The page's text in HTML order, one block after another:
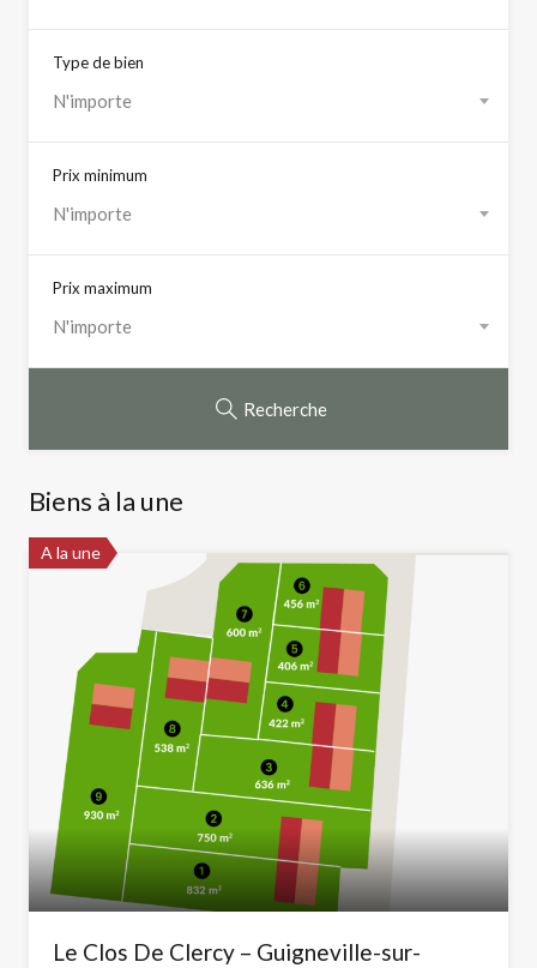
Type de bien
N'importe
Prix minimum
N'importe
Prix maximum
N'importe
Recherche
Biens à la une
A la une
Le Clos De Clercy – Guigneville-sur-